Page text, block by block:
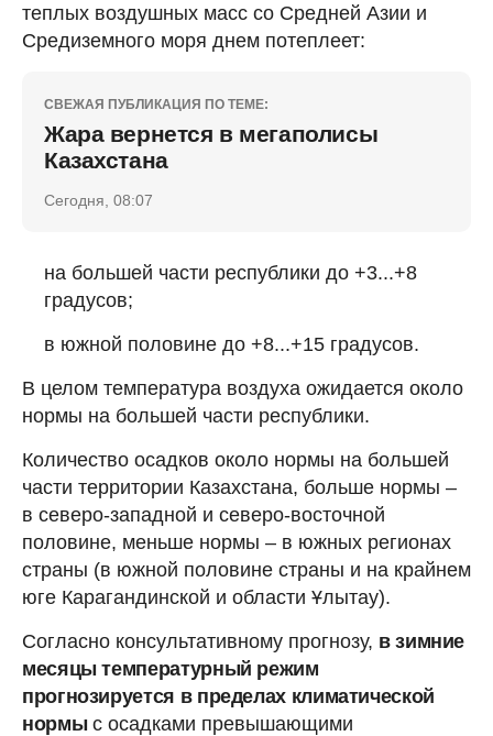
теплых воздушных масс со Средней Азии и
Средиземного моря днем потеплеет:
СВЕЖАЯ ПУБЛИКАЦИЯ ПО ТЕМЕ:
Жара вернется в мегаполисы
Казахстана
Сегодня, 08:07
на большей части республики до +3...+8
градусов;
в южной половине до +8...+15 градусов.
В целом температура воздуха ожидается около
нормы на большей части республики.
Количество осадков около нормы на большей
части территории Казахстана, больше нормы –
в северо-западной и северо-восточной
половине, меньше нормы – в южных регионах
страны (в южной половине страны и на крайнем
юге Карагандинской и области Ұлытау).
Согласно консультативному прогнозу, в зимние
месяцы температурный режим
прогнозируется в пределах климатической
нормыс осадками превышающими